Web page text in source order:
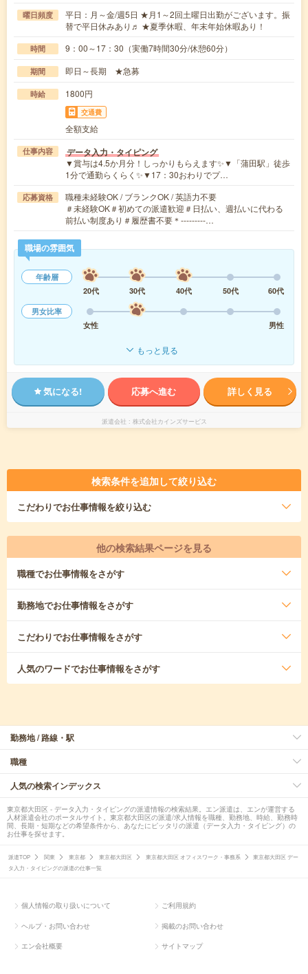
曜日頻度
平日：月～金/週5日 ★月1～2回土曜日出勤がございます。振
替で平日休みあり♬ ★夏季休暇、年末年始休暇あり！
時間 9：00～17：30（実働7時間30分/休憩60分）
期間 即日～長期 ★急募
時給 1800円
交通費
全額支給
仕事内容 データ入力・タイピング
▼賞与は4.5か月分！しっかりもらえます✨▼「蒲田駅」徒歩
1分で通勤らくらく✨▼17：30おわりでプ…
応募資格
職種未経験OK / ブランクOK / 英語力不要
＃未経験OK＃初めての派遣歓迎＃日払い、週払いに代わる
前払い制度あり＃履歴書不要＊‐‐‐‐‐‐‐‐‐…
職場の雰囲気
年齢層
20代
30代 40代 50代
60代
男女比率
女性
男性
もっと見る
気になる! 応募へ進む 詳しく見る
派遣会社 株式会社カインズサービス
検索条件を追加して絞り込む
こだわりでお仕事情報を絞り込む
他の検索結果ページを見る
職種でお仕事情報をさがす
勤務地でお仕事情報をさがす
こだわりでお仕事情報をさがす
人気のワードでお仕事情報をさがす
勤務地 / 路線・駅
職種
人気の検索インデックス
東京都大田区 - データ入力・タイピングの派遣情報の検索結果。エン派遣は、エンが運営する
人材派遣会社のポータルサイト。東京都大田区の派遣/求人情報を職種、勤務地、時給、勤務時
間、長期・短期などの希望条件から、あなたにピッタリの派遣（データ入力・タイピング）の
お仕事を探せます。
派遣TOP 関東 東京都 東京都大田区 東京都大田区 オフィスワーク・事務系
東京都大田区 デー
タ入力・タイピングの派遣の仕事一覧
個人情報の取り扱いについて ご利用規約
ヘルプ・お問い合わせ 掲載のお問い合わせ
エン会社概要 サイトマップ